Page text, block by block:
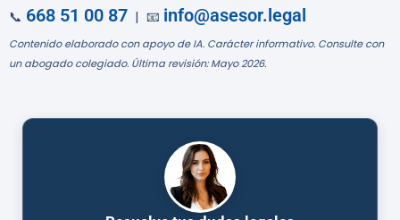
📞 668 51 00 87 | 📧 info@asesor.legal
Contenido elaborado con apoyo de IA. Carácter informativo. Consulte con
un abogado colegiado. Última revisión: Mayo 2026.